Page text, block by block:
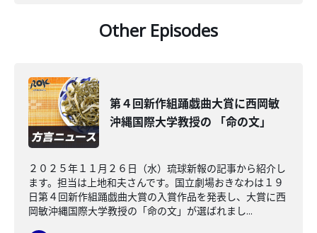
Other Episodes
第４回新作組踊戯曲大賞に西岡敏
沖縄国際大学教授の 「命の文」
２０２５年１１月２６日（水）琉球新報の記事から紹介し
ます。担当は上地和夫さんです。国立劇場おきなわは１９
日第４回新作組踊戯曲大賞の入賞作品を発表し、大賞に西
岡敏沖縄国際大学教授の「命の文」が選ばれまし...